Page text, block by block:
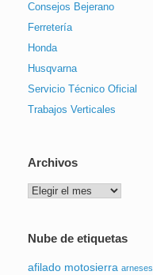
Consejos Bejerano
Ferretería
Honda
Husqvarna
Servicio Técnico Oficial
Trabajos Verticales
Archivos
Archivos
Nube de etiquetas
afilado motosierra arneses